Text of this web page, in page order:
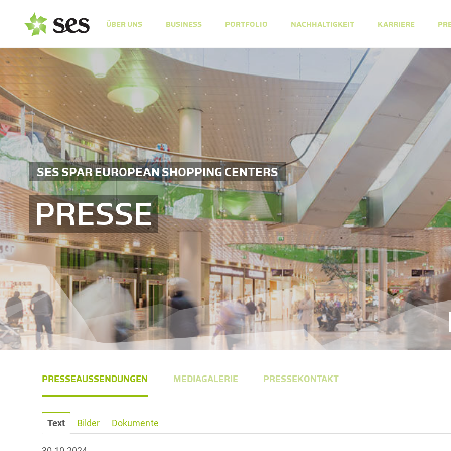
ÜBER UNS BUSINESS PORTFOLIO NACHHALTIGKEIT KARRIERE
SES SPAR EUROPEAN SHOPPING CENTERS
PRESSE
PRESSEAUSSENDUNGEN MEDIAGALERIE PRESSEKONTAKT
Text Bilder Dokumente